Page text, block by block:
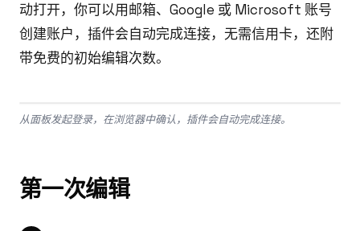
动打开，你可以用邮箱、Google 或 Microsoft 账号
创建账户，插件会自动完成连接，无需信用卡，还附
带免费的初始编辑次数。
从面板发起登录，在浏览器中确认，插件会自动完成连接。
第一次编辑